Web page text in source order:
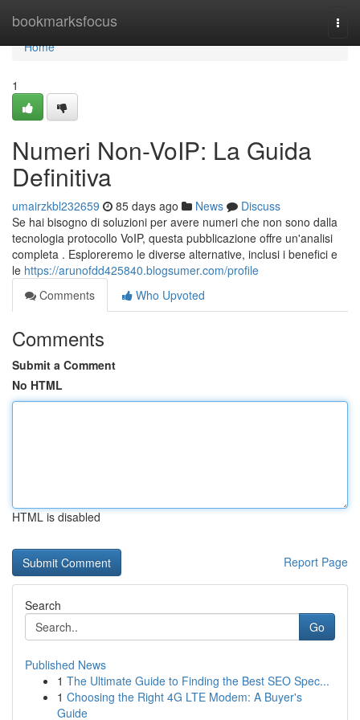
bookmarksfocus
Home
Home
1
Numeri Non-VoIP: La Guida
Definitiva
umairzkbl232659 85 days ago News
Discuss
Se hai bisogno di soluzioni per avere numeri che non sono dalla
tecnologia protocollo VoIP, questa pubblicazione offre un'analisi
completa . Esploreremo le diverse alternative, inclusi i benefici e
le https://arunofdd425840.blogsumer.com/profile
Comments
Who Upvoted
Comments
Submit a Comment
No HTML
HTML is disabled
Report Page
Search
Go
Published News
1 The Ultimate Guide to Finding the Best SEO Spec...
1 Choosing the Right 4G LTE Modem: A Buyer's
Guide